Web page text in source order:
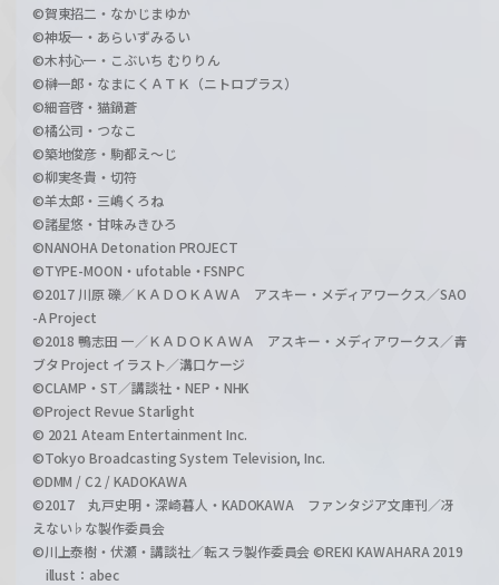
©賀東招二・なかじまゆか
©神坂一・あらいずみるい
©木村心一・こぶいち むりりん
©榊一郎・なまにくＡＴＫ（ニトロプラス）
©細音啓・猫鍋蒼
©橘公司・つなこ
©築地俊彦・駒都え～じ
©柳実冬貴・切符
©羊太郎・三嶋くろね
©諸星悠・甘味みきひろ
©NANOHA Detonation PROJECT
©TYPE-MOON・ufotable・FSNPC
©2017 川原 礫／ＫＡＤＯＫＡＷＡ アスキー・メディアワークス／SAO
-A Project
©2018 鴨志田 一／ＫＡＤＯＫＡＷＡ アスキー・メディアワークス／青
ブタ Project イラスト／溝口ケージ
©CLAMP・ST／講談社・NEP・NHK
©Project Revue Starlight
© 2021 Ateam Entertainment Inc.
©Tokyo Broadcasting System Television, Inc.
©DMM / C2 / KADOKAWA
©2017 丸戸史明・深崎暮人・KADOKAWA ファンタジア文庫刊／冴
えない♭な製作委員会
©川上泰樹・伏瀬・講談社／転スラ製作委員会 ©REKI KAWAHARA 2019
illust：abec